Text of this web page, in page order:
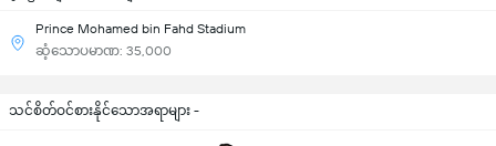
Prince Mohamed bin Fahd Stadium
ဆံ့သောပမာဏ: 35,000
သင်စိတ်ဝင်စားနိုင်သောအရာများ -